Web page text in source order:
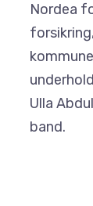
Nordea
Ulla
band.